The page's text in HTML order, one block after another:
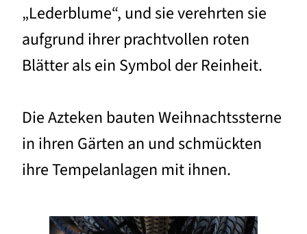
„Lederblume“, und sie verehrten sie
aufgrund ihrer prachtvollen roten
Blätter als ein Symbol der Reinheit.
Die Azteken bauten Weihnachtssterne
in ihren Gärten an und schmückten
ihre Tempelanlagen mit ihnen.